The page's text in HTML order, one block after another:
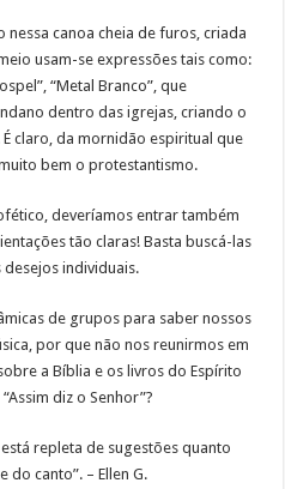
canoa cheia de furos, criada
usam-se expressões tais como:
“Metal Branco”, que
dentro das igrejas, criando o
É claro, da mornidão espiritual que
bem o protestantismo.
deveríamos entrar também
tão claras! Basta buscá-las
individuais.
de grupos para saber nossos
por que não nos reunirmos em
a Bíblia e os livros do Espírito
diz o Senhor”?
repleta de sugestões quanto
do canto”. – Ellen G.